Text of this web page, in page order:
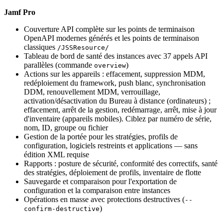
Jamf Pro
Couverture API complète sur les points de terminaison
OpenAPI modernes générés et les points de terminaison
classiques /JSSResource/
Tableau de bord de santé des instances avec 37 appels API
parallèles (commande overview)
Actions sur les appareils : effacement, suppression MDM,
redéploiement du framework, push blanc, synchronisation
DDM, renouvellement MDM, verrouillage,
activation/désactivation du Bureau à distance (ordinateurs) ;
effacement, arrêt de la gestion, redémarrage, arrêt, mise à jour
d'inventaire (appareils mobiles). Ciblez par numéro de série,
nom, ID, groupe ou fichier
Gestion de la portée pour les stratégies, profils de
configuration, logiciels restreints et applications — sans
édition XML requise
Rapports : posture de sécurité, conformité des correctifs, santé
des stratégies, déploiement de profils, inventaire de flotte
Sauvegarde et comparaison pour l'exportation de
configuration et la comparaison entre instances
Opérations en masse avec protections destructives (--
confirm-destructive)